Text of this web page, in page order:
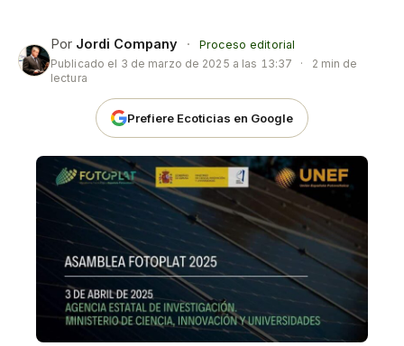
Por Jordi Company ·
Proceso editorial
Publicado el 3 de marzo de 2025 a las 13:37 ·
2 min de
lectura
Prefiere Ecoticias en Google